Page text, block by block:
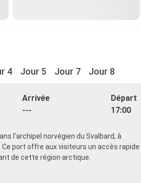
4 Jour 5 Jour 7 Jour 8
Arrivée
---
Départ
17:00
l'archipel norvégien du Svalbard, à
port offre aux visiteurs un accès rapide
de cette région arctique.